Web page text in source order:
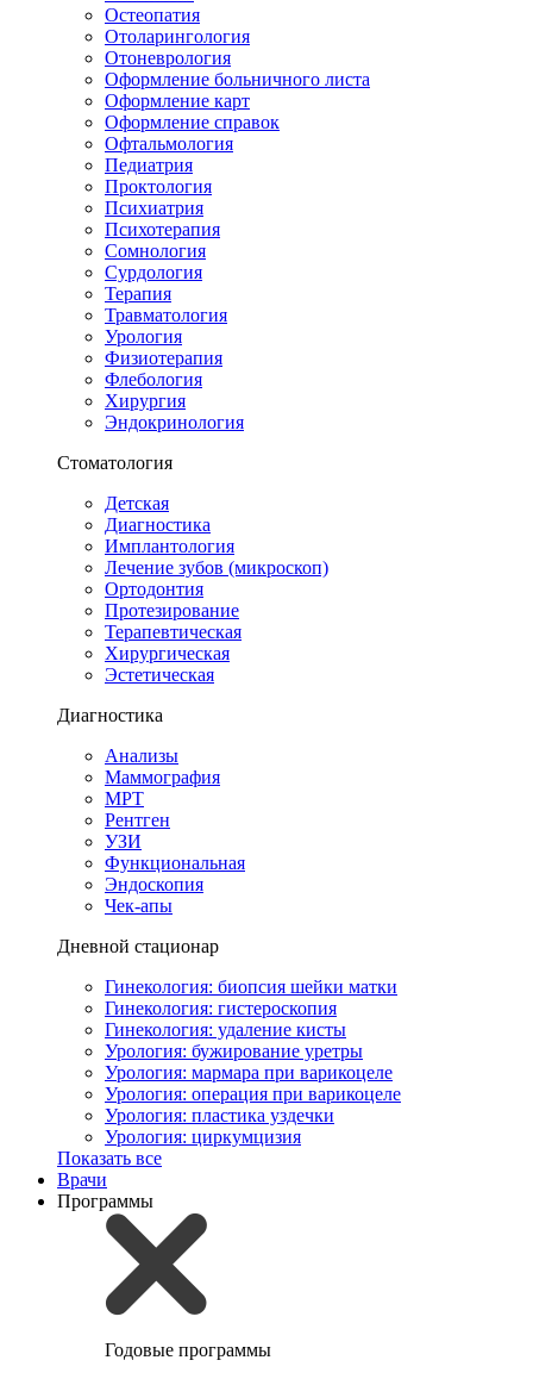
Остеопатия
Отоларингология
Отоневрология
Оформление больничного листа
Оформление карт
Оформление справок
Офтальмология
Педиатрия
Проктология
Психиатрия
Психотерапия
Сомнология
Сурдология
Терапия
Травматология
Урология
Физиотерапия
Флебология
Хирургия
Эндокринология
Стоматология
Детская
Диагностика
Имплантология
Лечение зубов (микроскоп)
Ортодонтия
Протезирование
Терапевтическая
Хирургическая
Эстетическая
Диагностика
Анализы
Маммография
МРТ
Рентген
УЗИ
Функциональная
Эндоскопия
Чек-апы
Дневной стационар
Гинекология: биопсия шейки матки
Гинекология: гистероскопия
Гинекология: удаление кисты
Урология: бужирование уретры
Урология: мармара при варикоцеле
Урология: операция при варикоцеле
Урология: пластика уздечки
Урология: циркумцизия
Показать все
Врачи
Программы
Годовые программы